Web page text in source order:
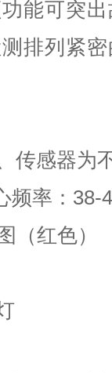
能可突
排列紧
传感器为
频率：38-
（红色）